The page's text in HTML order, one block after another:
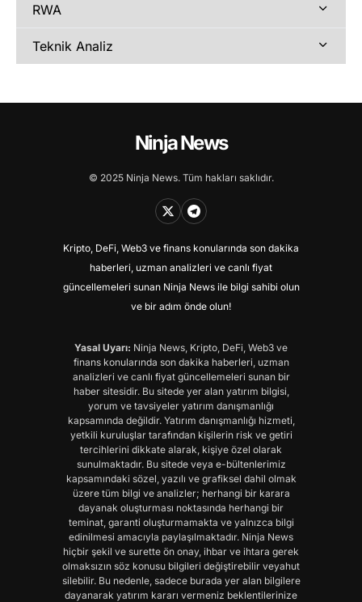
RWA
Teknik Analiz
Ninja News
© 2025 Ninja News. Tüm hakları saklıdır.
Kripto, DeFi, Web3 ve finans konularında son dakika
haberleri, uzman analizleri ve canlı fiyat
güncellemeleri sunan Ninja News ile bilgi sahibi olun
ve bir adım önde olun!
Yasal Uyarı: Ninja News, Kripto, DeFi, Web3 ve
finans konularında son dakika haberleri, uzman
analizleri ve canlı fiyat güncellemeleri sunan bir
haber sitesidir. Bu sitede yer alan yatırım bilgisi,
yorum ve tavsiyeler yatırım danışmanlığı
kapsamında değildir. Yatırım danışmanlığı hizmeti,
yetkili kuruluşlar tarafından kişilerin risk ve getiri
tercihlerini dikkate alarak, kişiye özel olarak
sunulmaktadır. Bu sitede veya e-bültenlerimiz
kapsamındaki sözel, yazılı ve grafiksel dahil olmak
üzere tüm bilgi ve analizler; herhangi bir karara
dayanak oluşturması noktasında herhangi bir
teminat, garanti oluşturmamakta ve yalnızca bilgi
edinilmesi amacıyla paylaşılmaktadır. Ninja News
hiçbir şekil ve surette ön onay, ihbar ve ihtara gerek
olmaksızın söz konusu bilgileri değiştirebilir veyahut
silebilir. Bu nedenle, sadece burada yer alan bilgilere
dayanarak yatırım kararı vermeniz beklentilerinize